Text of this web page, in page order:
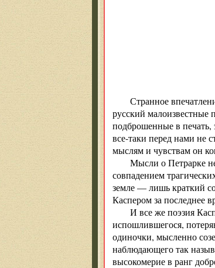
Да, я
Что
Странное
русский
подброшенные в печать,
все-таки перед нами не
мыслям и чувствам он
Мысли о Петрарке
совпадением
земле — лишь краткий
Каспером за последнее
И все же поэзия
испошлившегося,
одиночки, мысленно
наблюдающего так
высокомерие в ранг